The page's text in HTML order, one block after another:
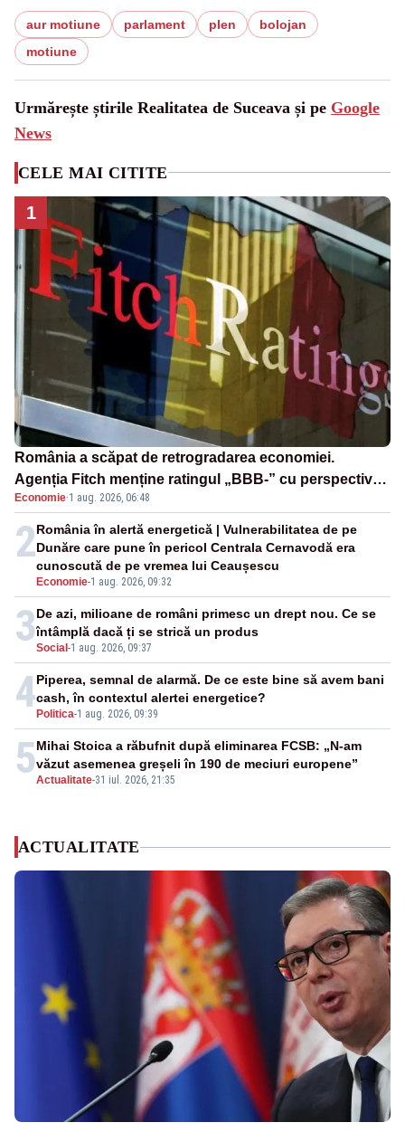
aur motiune parlament plen
bolojan
motiune
Urmărește știrile Realitatea de Suceava și pe Google
News
CELE MAI CITITE
1
România a scăpat de retrogradarea economiei.
Agenția Fitch menține ratingul „BBB-” cu perspectivă
negativă
Economie·1 aug. 2026, 06:48
2
Economie-1 aug. 2026, 09:32
România în alertă energetică | Vulnerabilitatea de pe
Dunăre care pune în pericol Centrala Cernavodă era
cunoscută de pe vremea lui Ceaușescu
3Social -1 aug. 2026, 09:37
De azi, milioane de români primesc un drept nou. Ce se
întâmplă dacă ți se strică un produs
4 Politica-1 aug. 2026, 09:39
Piperea, semnal de alarmă. De ce este bine să avem bani
cash, în contextul alertei energetice?
5Actualitate-31 iul. 2026, 21:35
Mihai Stoica a răbufnit după eliminarea FCSB: „N-am
văzut asemenea greșeli în 190 de meciuri europene”
ACTUALITATE